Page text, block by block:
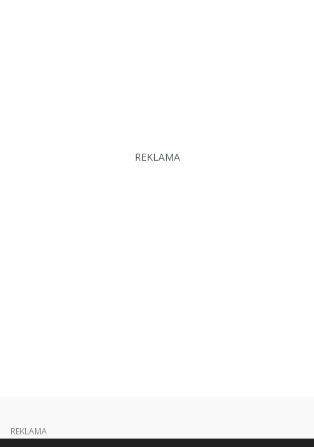
REKLAMA
REKLAMA